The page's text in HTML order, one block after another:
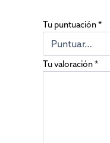
Tu puntuación*
Tu valoración*